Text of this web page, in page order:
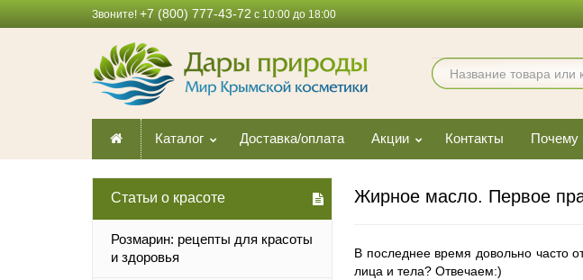
Каталог Доставка/оплата Акции Контакты Почему
Статьи о красоте
Розмарин: рецепты для красоты
и здоровья
Жирное масло. Первое
В последнее время довольно часто
лица и тела? Отвечаем:)
Звоните! +7 (800) 777-43-72 с 10:00 до 18:00